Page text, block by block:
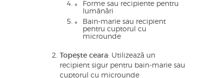
Forme sau recipiente pentru
lumânări
Bain-marie sau recipient
pentru cuptorul cu
microunde
Topește ceara: Utilizează un
recipient sigur pentru bain-marie sau
cuptorul cu microunde